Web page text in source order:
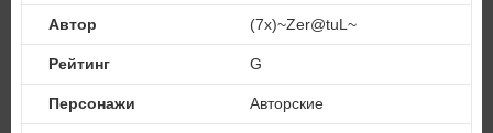
Автор (7x)~Zer@tuL~
Рейтинг G
Персонажи Авторские